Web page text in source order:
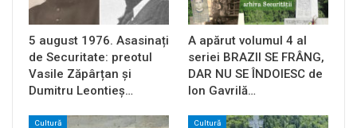
5 august 1976. Asasinați
de Securitate: preotul
Vasile Zăpârțan și
Dumitru Leontieș…
A apărut volumul 4 al
seriei BRAZII SE FRÂNG,
DAR NU SE ÎNDOIESC de
Ion Gavrilă…
Cultură Cultură